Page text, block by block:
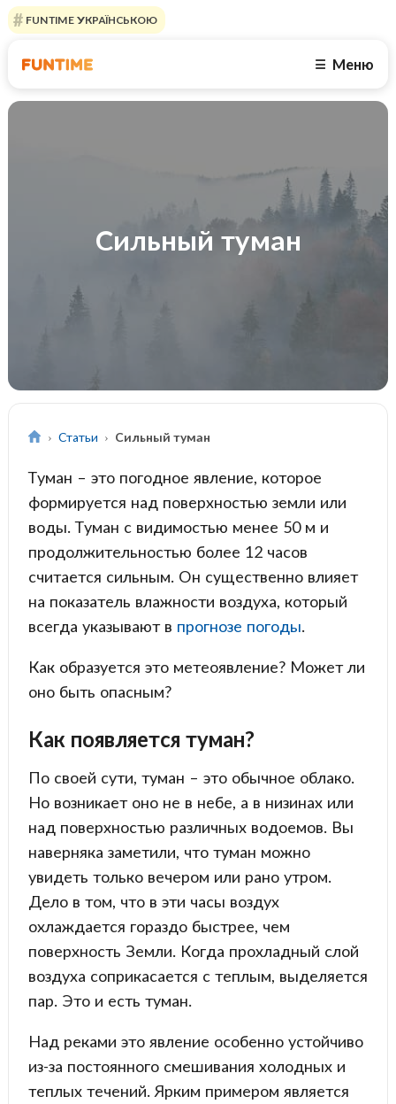
FUNTIME УКРАЇНСЬКОЮ
☰ Меню
Сильный туман
Статьи Сильный туман
Туман – это погодное явление, которое
формируется над поверхностью земли или
воды. Туман с видимостью менее 50 м и
продолжительностью более 12 часов
считается сильным. Он существенно влияет
на показатель влажности воздуха, который
всегда указывают в прогнозе погоды.
Как образуется это метеоявление? Может ли
оно быть опасным?
Как появляется туман?
По своей сути, туман – это обычное облако.
Но возникает оно не в небе, а в низинах или
над поверхностью различных водоемов. Вы
наверняка заметили, что туман можно
увидеть только вечером или рано утром.
Дело в том, что в эти часы воздух
охлаждается гораздо быстрее, чем
поверхность Земли. Когда прохладный слой
воздуха соприкасается с теплым, выделяется
пар. Это и есть туман.
Над реками это явление особенно устойчиво
из-за постоянного смешивания холодных и
теплых течений. Ярким примером является